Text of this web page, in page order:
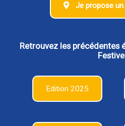
Je propose
Retrouvez les précédentes
Edition 2025